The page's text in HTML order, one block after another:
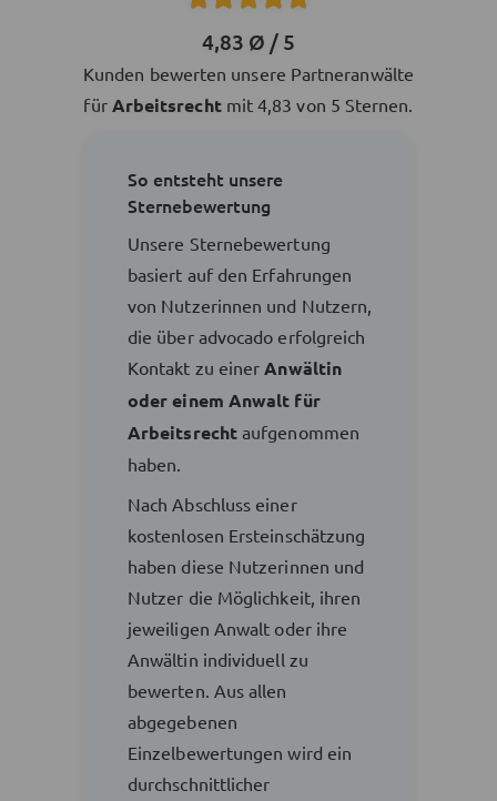
4,83 Ø / 5
Kunden bewerten unsere Partneranwälte
für Arbeitsrechtmit 4,83 von 5 Sternen.
So entsteht unsere
Sternebewertung
Unsere Sternebewertung
basiert auf den Erfahrungen
von Nutzerinnen und Nutzern,
die über advocado erfolgreich
Kontakt zu einer Anwältin
oder einem Anwalt für
Arbeitsrechtaufgenommen
haben.
Nach Abschluss einer
kostenlosen Ersteinschätzung
haben diese Nutzerinnen und
Nutzer die Möglichkeit, ihren
jeweiligen Anwalt oder ihre
Anwältin individuell zu
bewerten. Aus allen
abgegebenen
Einzelbewertungen wird ein
durchschnittlicher